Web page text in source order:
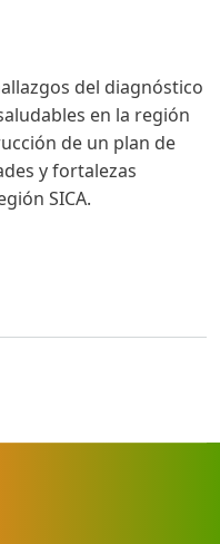
del diagnóstico
en la región
de un plan de
y fortalezas
SICA.